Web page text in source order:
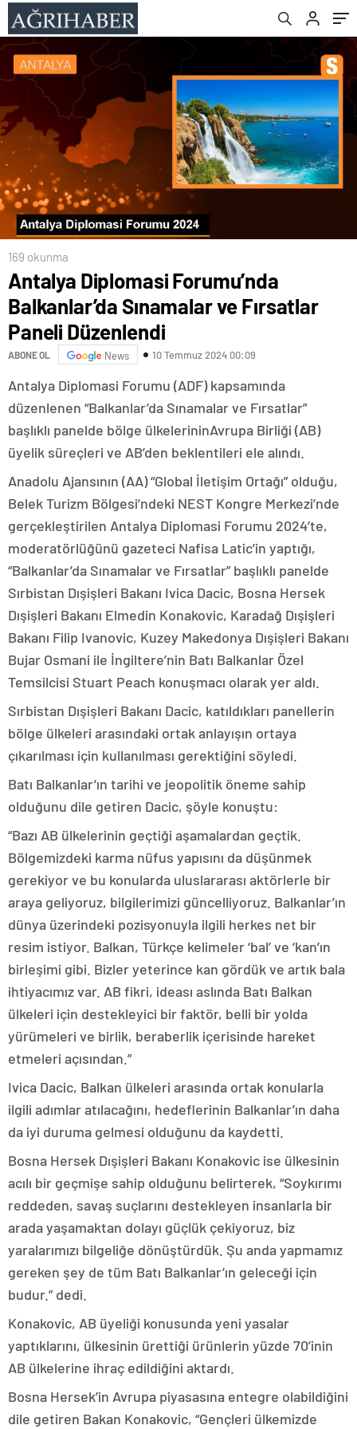
169 okunma
Antalya Diplomasi Forumu’nda
Balkanlar’da Sınamalar ve Fırsatlar
Paneli Düzenlendi
ABONE OL News 10 Temmuz 2024 00:09
Antalya Diplomasi Forumu (ADF) kapsamında
düzenlenen “Balkanlar’da Sınamalar ve Fırsatlar”
başlıklı panelde bölge ülkelerininAvrupa Birliği (AB)
üyelik süreçleri ve AB’den beklentileri ele alındı.
Anadolu Ajansının (AA) “Global İletişim Ortağı” olduğu,
Belek Turizm Bölgesi’ndeki NEST Kongre Merkezi’nde
gerçekleştirilen Antalya Diplomasi Forumu 2024’te,
moderatörlüğünü gazeteci Nafisa Latic’in yaptığı,
“Balkanlar’da Sınamalar ve Fırsatlar” başlıklı panelde
Sırbistan Dışişleri Bakanı Ivica Dacic, Bosna Hersek
Dışişleri Bakanı Elmedin Konakovic, Karadağ Dışişleri
Bakanı Filip Ivanovic, Kuzey Makedonya Dışişleri Bakanı
Bujar Osmani ile İngiltere’nin Batı Balkanlar Özel
Temsilcisi Stuart Peach konuşmacı olarak yer aldı.
Sırbistan Dışişleri Bakanı Dacic, katıldıkları panellerin
bölge ülkeleri arasındaki ortak anlayışın ortaya
çıkarılması için kullanılması gerektiğini söyledi.
Batı Balkanlar’ın tarihi ve jeopolitik öneme sahip
olduğunu dile getiren Dacic, şöyle konuştu:
“Bazı AB ülkelerinin geçtiği aşamalardan geçtik.
Bölgemizdeki karma nüfus yapısını da düşünmek
gerekiyor ve bu konularda uluslararası aktörlerle bir
araya geliyoruz, bilgilerimizi güncelliyoruz. Balkanlar’ın
dünya üzerindeki pozisyonuyla ilgili herkes net bir
resim istiyor. Balkan, Türkçe kelimeler ‘bal’ ve ‘kan’ın
birleşimi gibi. Bizler yeterince kan gördük ve artık bala
ihtiyacımız var. AB fikri, ideası aslında Batı Balkan
ülkeleri için destekleyici bir faktör, belli bir yolda
yürümeleri ve birlik, beraberlik içerisinde hareket
etmeleri açısından.”
Ivica Dacic, Balkan ülkeleri arasında ortak konularla
ilgili adımlar atılacağını, hedeflerinin Balkanlar’ın daha
da iyi duruma gelmesi olduğunu da kaydetti.
Bosna Hersek Dışişleri Bakanı Konakovic ise ülkesinin
acılı bir geçmişe sahip olduğunu belirterek, “Soykırımı
reddeden, savaş suçlarını destekleyen insanlarla bir
arada yaşamaktan dolayı güçlük çekiyoruz, biz
yaralarımızı bilgeliğe dönüştürdük. Şu anda yapmamız
gereken şey de tüm Batı Balkanlar’ın geleceği için
budur.” dedi.
Konakovic, AB üyeliği konusunda yeni yasalar
yaptıklarını, ülkesinin ürettiği ürünlerin yüzde 70’inin
AB ülkelerine ihraç edildiğini aktardı.
Bosna Hersek’in Avrupa piyasasına entegre olabildiğini
dile getiren Bakan Konakovic, “Gençleri ülkemizde